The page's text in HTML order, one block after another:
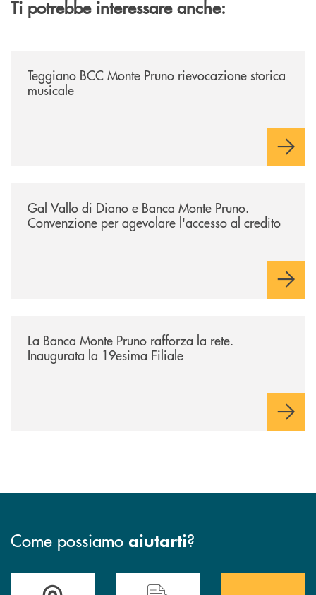
Ti potrebbe interessare anche:
Teggiano BCC Monte Pruno rievocazione storica
musicale
Gal Vallo di Diano e Banca Monte Pruno.
Convenzione per agevolare l'accesso al credito
La Banca Monte Pruno rafforza la rete.
Inaugurata la 19esima Filiale
Come possiamo aiutarti?
Accedi all' elenco completo&nbsp; delle&nbsp; filiali&nbsp; di Banca
Hai bisogno di assistenza immediata?